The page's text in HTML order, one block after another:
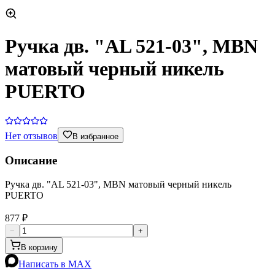
Ручка дв. "AL 521-03", MBN
матовый черный никель
PUERTO
Нет отзывов В избранное
Описание
Ручка дв. "AL 521-03", MBN матовый черный никель
PUERTO
877 ₽
−
+
В корзину
Написать в MAX